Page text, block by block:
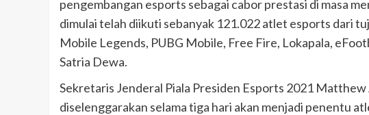
pengembangan esports sebagai cabor prestasi di masa
dimulai telah diikuti sebanyak 121.022 atlet esports dari
Mobile Legends, PUBG Mobile, Free Fire, Lokapala,
Satria Dewa.
Sekretaris Jenderal Piala Presiden Esports 2021
diselenggarakan selama tiga hari akan menjadi penentu